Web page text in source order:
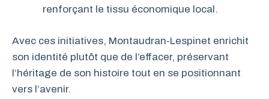
renforçant le tissu économique local.
Avec ces initiatives, Montaudran-Lespinet enrichit
son identité plutôt que de l’effacer, préservant
l’héritage de son histoire tout en se positionnant
vers l’avenir.